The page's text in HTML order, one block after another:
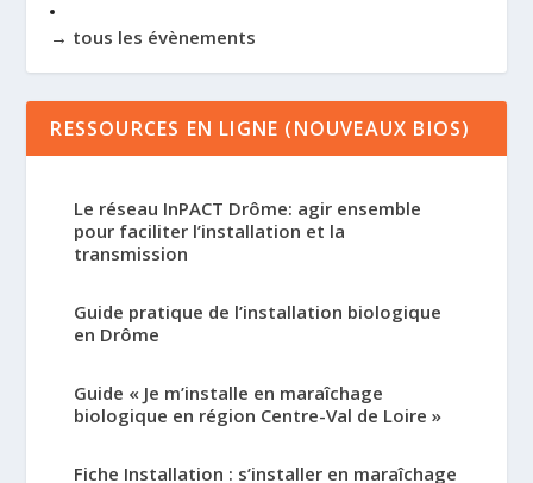
→ tous les évènements
RESSOURCES EN LIGNE (NOUVEAUX BIOS)
Le réseau InPACT Drôme: agir ensemble
pour faciliter l’installation et la
transmission
Guide pratique de l’installation biologique
en Drôme
Guide « Je m’installe en maraîchage
biologique en région Centre-Val de Loire »
Fiche Installation : s’installer en maraîchage